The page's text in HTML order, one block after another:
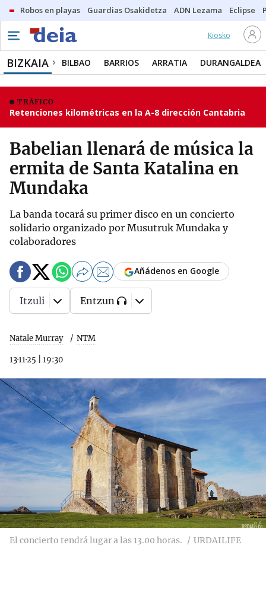
Robos en playas Guardias Osakidetza ADN Lezama Eclipse
Kiosko
BIZKAIA BILBAO BARRIOS ARRATIA DURANGALDEA
TRÁFICO
Retenciones kilométricas en la A-8 dirección Cantabria
Babelian llenará de música la
ermita de Santa Katalina en
Mundaka
La banda tocará su primer disco en un concierto
solidario organizado por Musutruk Mundaka y
colaboradores
Natale Murray NTM
13·11·25 19:30
Añádenos en Google
Itzuli Entzun
El concierto tendrá lugar a las 13.00 horas. URDAILIFE